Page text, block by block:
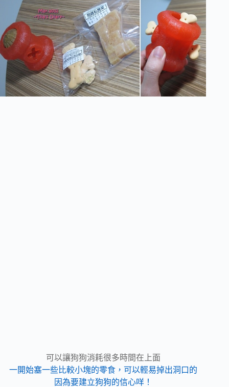
可以讓狗狗消耗很多時間在上面
一開始塞一些比較小塊的零食，可以輕易掉出洞口的
因為要建立狗狗的信心咩！